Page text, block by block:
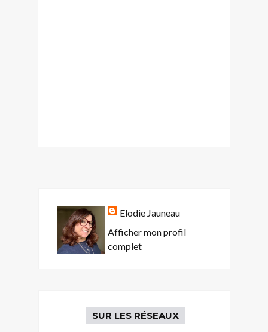
Elodie Jauneau
Afficher mon profil
complet
SUR LES RÉSEAUX